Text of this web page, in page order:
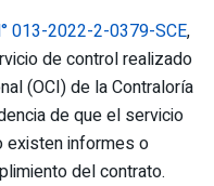
013-2022-2-0379-SCE,
de control realizado
(OCI) de la Contraloría
de que el servicio
existen informes o
del contrato.